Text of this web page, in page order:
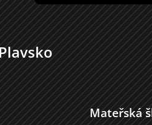
Mateřská